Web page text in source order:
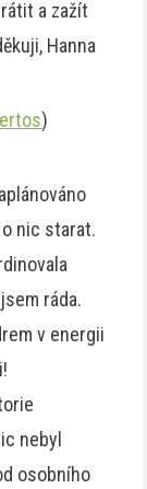
a zažít
Hanna
)
nic starat.
ráda.
v energii
nebyl
osobního